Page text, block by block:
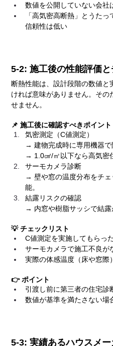
数値を公開していない会社
「高気密高断熱」とうた
信頼性は低い
5-2: 施工後の性能評価
断熱性能は、設計段階の数値
ければ意味がありません。そ
せません。
📌 施工後に確認すべきポイント
気密測定（C値測定）
→ 建物完成時に専用機器
→ 1.0㎠/㎡以下なら高気密
サーモカメラ診断
→ 壁や窓の温度分布をチ
能。
結露リスクの確認
→ 内窓や樹脂サッシで結露
💡 チェックリスト
C値測定を実施してもらっ
サーモカメラで施工不良が
実際の体感温度（床や窓際
👉 ポイント
引渡し前に第三者の住宅診
数値が基準を満たさない場
5-3: 実績あるハウスメ